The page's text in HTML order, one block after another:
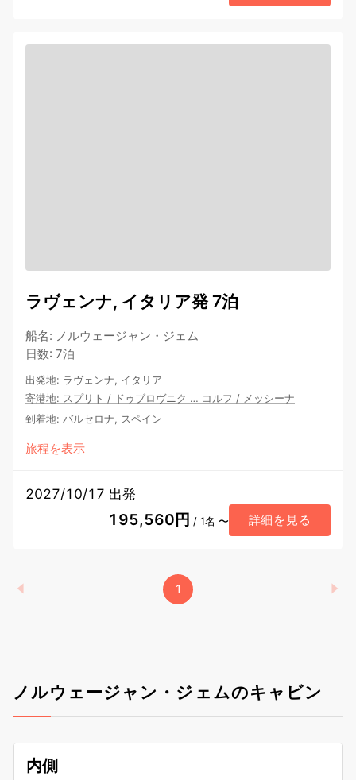
ラヴェンナ, イタリア発 7泊
船名: ノルウェージャン・ジェム
日数: 7泊
出発地: ラヴェンナ, イタリア
寄港地: スプリト / ドゥブロヴニク … コルフ / メッシーナ
到着地: バルセロナ, スペイン
旅程を表示
2027/10/17 出発
195,560円 / 1名 〜 詳細を見る
1
ノルウェージャン・ジェムのキャビン
内側